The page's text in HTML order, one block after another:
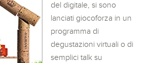
del digitale, si sono
lanciati giocoforza in un
programma di
degustazioni virtuali o di
semplici talk su